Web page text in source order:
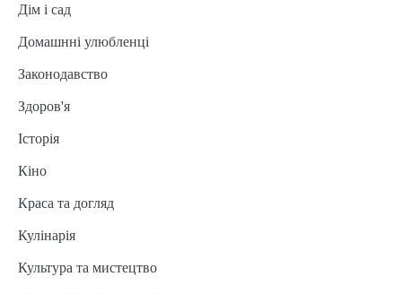
Дім і сад
Домашнні улюбленці
Законодавство
Здоров'я
Історія
Кіно
Краса та догляд
Кулінарія
Культура та мистецтво